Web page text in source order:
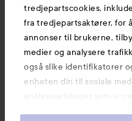
tredjepartscookies,
fra tredjepartsaktører, for
annonser til brukerne,
medier og analysere
også slike identifikatorer
enheten din til sosiale
analyseselskaper som vi